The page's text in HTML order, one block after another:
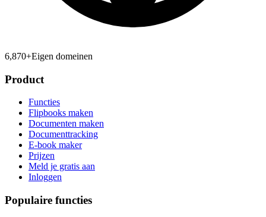
6,870+Eigen domeinen
Product
Functies
Flipbooks maken
Documenten maken
Documenttracking
E-book maker
Prijzen
Meld je gratis aan
Inloggen
Populaire functies